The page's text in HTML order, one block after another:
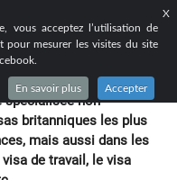
X
vous acceptez l’utilisation de
pour mesurer les visites du site
En savoir plus Accepter
spécialisée non
britanniques les plus
mais aussi dans les
de travail, le visa